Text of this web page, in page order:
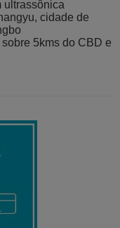
ultrassônica
cidade de
5kms do CBD e